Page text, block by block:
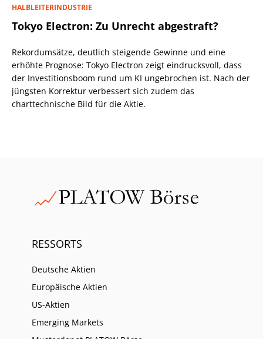
HALBLEITERINDUSTRIE
Tokyo Electron: Zu Unrecht abgestraft?
Rekordumsätze, deutlich steigende Gewinne und eine
erhöhte Prognose: Tokyo Electron zeigt eindrucksvoll, dass
der Investitionsboom rund um KI ungebrochen ist. Nach der
jüngsten Korrektur verbessert sich zudem das
charttechnische Bild für die Aktie.
RESSORTS
Deutsche Aktien
Europäische Aktien
US-Aktien
Emerging Markets